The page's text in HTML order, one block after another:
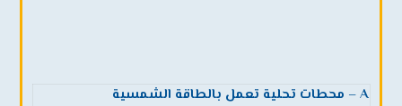
A– محطات تحلية تعمل بالطاقة الشمسية